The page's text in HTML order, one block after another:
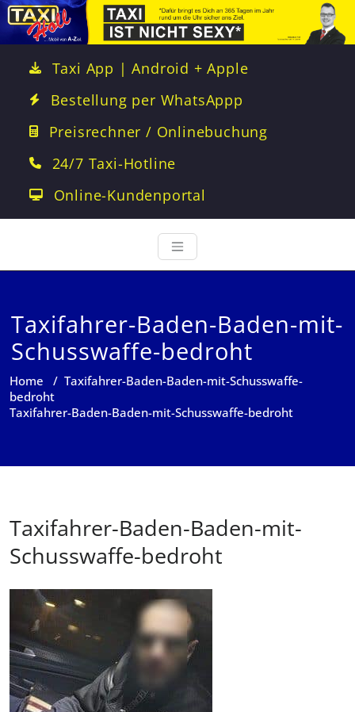
Taxi App | Android + Apple
Bestellung per WhatsAppp
Preisrechner / Onlinebuchung
24/7 Taxi-Hotline
Online-Kundenportal
Taxifahrer-Baden-Baden-mit-
Schusswaffe-bedroht
Home / Taxifahrer-Baden-Baden-mit-Schusswaffe-
bedroht
Taxifahrer-Baden-Baden-mit-Schusswaffe-bedroht
Taxifahrer-Baden-Baden-mit-
Schusswaffe-bedroht